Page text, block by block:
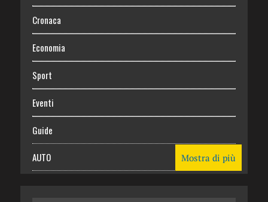
Cronaca
Economia
Sport
Eventi
Guide
AUTO Mostra di più